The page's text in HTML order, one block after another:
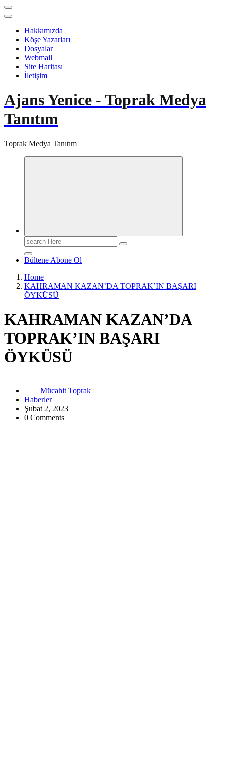
Hakkımızda
Köşe Yazarları
Dosyalar
Webmail
Site Haritası
İletişim
Ajans Yenice - Toprak Medya
Tanıtım
Toprak Medya Tanıtım
Search
for:
Bültene Abone Ol
Home
KAHRAMAN KAZAN’DA TOPRAK’IN BAŞARI
ÖYKÜSÜ
KAHRAMAN KAZAN’DA
TOPRAK’IN BAŞARI
ÖYKÜSÜ
Mücahit Toprak
Haberler
Şubat 2, 2023
0 Comments